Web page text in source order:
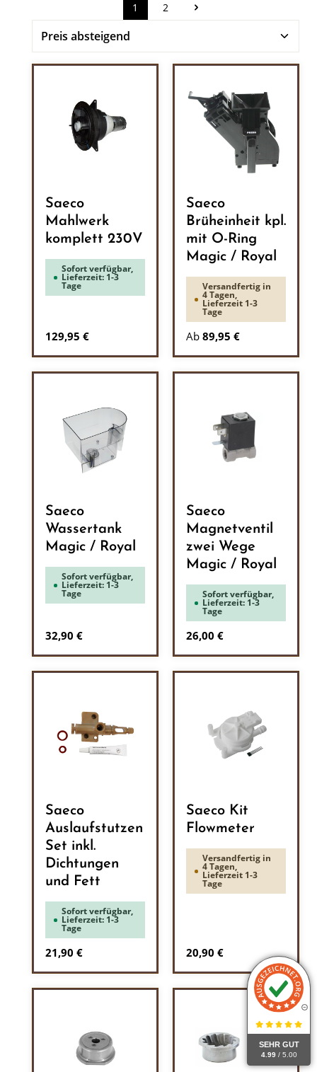
SEHR GUT
4.99 / 5.00
Seite
1 Seite
2
Saeco
Mahlwerk
komplett 230V
Sofort verfügbar,
Lieferzeit: 1-3
Tage
Regulärer Preis:
129,95 €
Saeco
Brüheinheit kpl.
mit O-Ring
Magic / Royal
Versandfertig in
4 Tagen,
Lieferzeit 1-3
Tage
Ab 89,95 €
Saeco
Wassertank
Magic / Royal
Sofort verfügbar,
Lieferzeit: 1-3
Tage
Regulärer Preis:
32,90 €
Saeco
Magnetventil
zwei Wege
Magic / Royal
Sofort verfügbar,
Lieferzeit: 1-3
Tage
Regulärer Preis:
26,00 €
Saeco
Auslaufstutzen
Set inkl.
Dichtungen
und Fett
Sofort verfügbar,
Lieferzeit: 1-3
Tage
Regulärer Preis:
21,90 €
Saeco Kit
Flowmeter
Versandfertig in
4 Tagen,
Lieferzeit 1-3
Tage
Regulärer Preis:
20,90 €